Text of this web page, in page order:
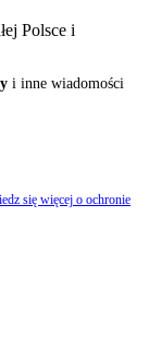
Polsce i
i inne wiadomości
się więcej o ochronie